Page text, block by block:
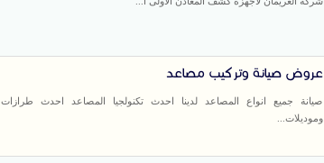
عروض صيانة وتركيب مصاعد
صيانة جميع انواع المصاعد لدينا احدث تكنولجيا المصاعد احدث طرازات
وموديلات...